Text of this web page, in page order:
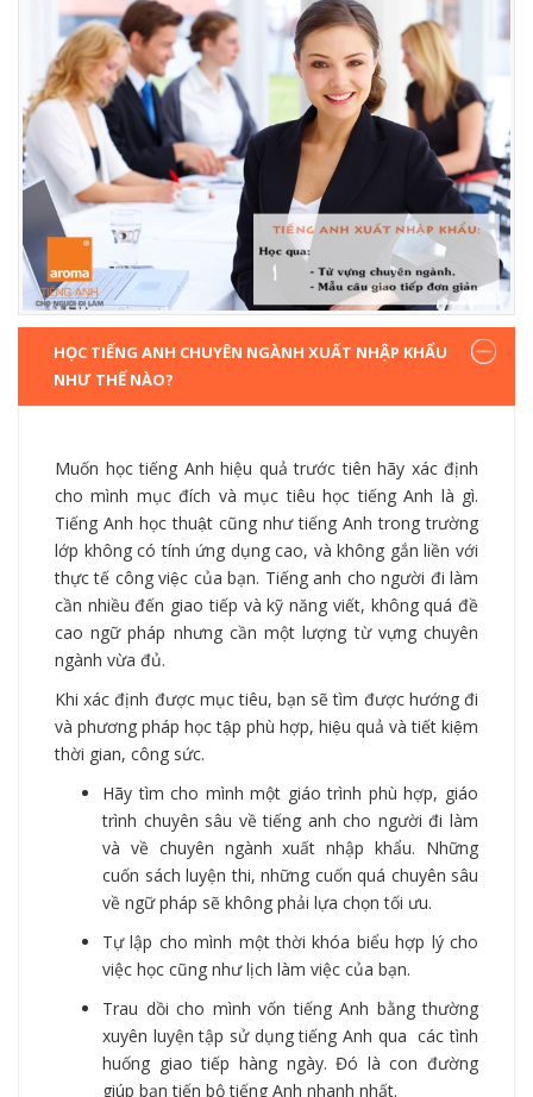
HỌC TIẾNG ANH CHUYÊN NGÀNH XUẤT NHẬP KHẨU
NHƯ THẾ NÀO?
Muốn học tiếng Anh hiệu quả trước tiên hãy xác định
cho mình mục đích và mục tiêu học tiếng Anh là gì.
Tiếng Anh học thuật cũng như tiếng Anh trong trường
lớp không có tính ứng dụng cao, và không gắn liền với
thực tế công việc của bạn. Tiếng anh cho người đi làm
cần nhiều đến giao tiếp và kỹ năng viết, không quá đề
cao ngữ pháp nhưng cần một lượng từ vựng chuyên
ngành vừa đủ.
Khi xác định được mục tiêu, bạn sẽ tìm được hướng đi
và phương pháp học tập phù hợp, hiệu quả và tiết kiệm
thời gian, công sức.
Hãy tìm cho mình một giáo trình phù hợp, giáo
trình chuyên sâu về tiếng anh cho người đi làm
và về chuyên ngành xuất nhập khẩu. Những
cuốn sách luyện thi, những cuốn quá chuyên sâu
về ngữ pháp sẽ không phải lựa chọn tối ưu.
Tự lập cho mình một thời khóa biểu hợp lý cho
việc học cũng như lịch làm việc của bạn.
Trau dồi cho mình vốn tiếng Anh bằng thường
xuyên luyện tập sử dụng tiếng Anh qua các tình
huống giao tiếp hàng ngày. Đó là con đường
giúp bạn tiến bộ tiếng Anh nhanh nhất.